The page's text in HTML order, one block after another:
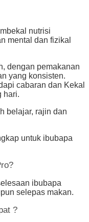
nutrisi
mental dan fizikal
dengan pemakanan
yang konsisten.
cabaran dan Kekal
hari.
belajar, rajin dan
untuk ibubapa
ibubapa
selepas makan.
?